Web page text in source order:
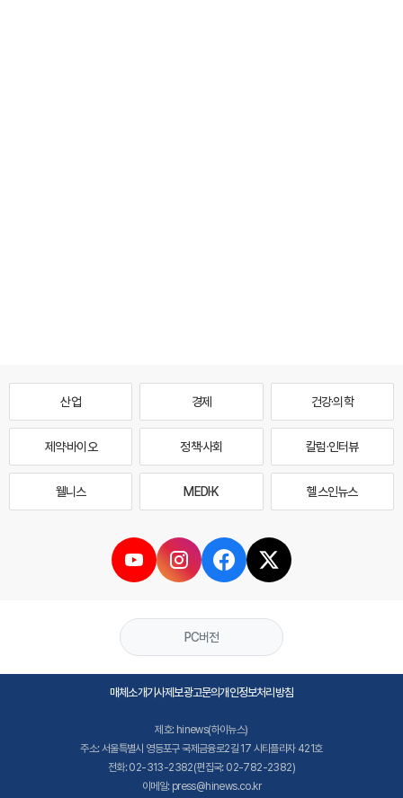
산업 경제 건강·의학
제약·바이오 정책·사회 칼럼·인터뷰
웰니스 MEDI·K 헬스인뉴스
PC버전
매체소개기사제보광고문의개인정보처리방침
제호: hinews(하이뉴스)
주소: 서울특별시 영등포구 국제금융로2길 17 시티플라자 421호
전화: 02-313-2382(편집국: 02-782-2382)
이메일: press@hinews.co.kr